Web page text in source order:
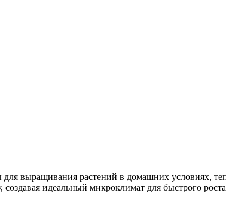
выращивания растений в домашних условиях,
идеальный микроклимат для быстрого